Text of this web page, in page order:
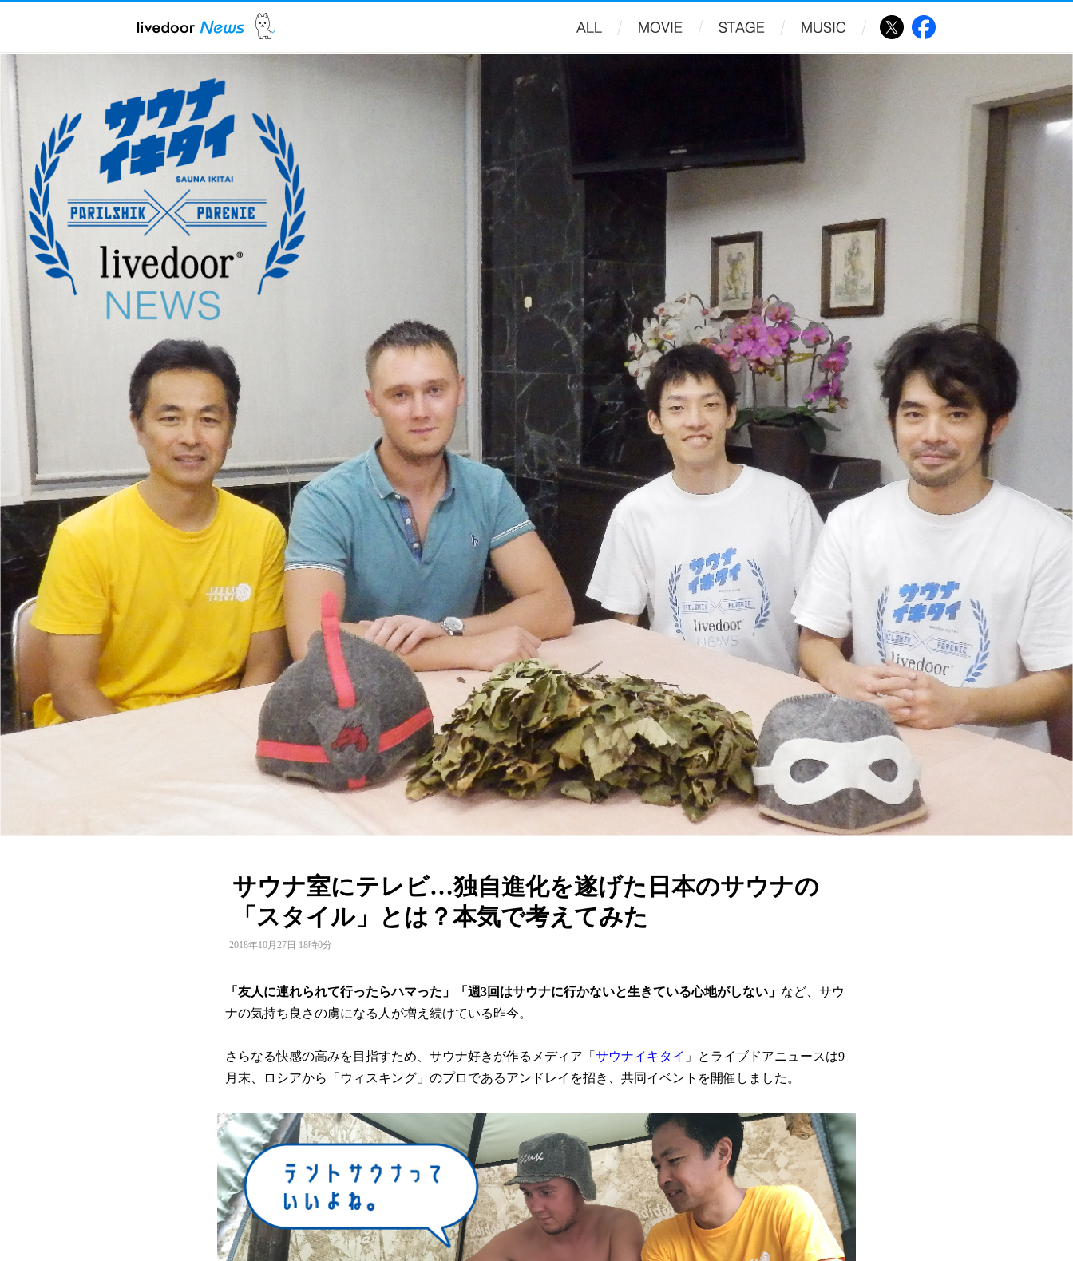
サウナ室にテレビ…独自進化を遂げた日本のサウナの
「スタイル」とは？本気で考えてみた
2018年10月27日 18時0分
「友人に連れられて行ったらハマった」「週3回はサウナに行かないと生きている心地がしない」 など、サウ
ナの気持ち良さの虜になる人が増え続けている昨今。
さらなる快感の高みを目指すため、サウナ好きが作るメディア「 サウナイキタイ 」とライブドアニュースは9
月末、ロシアから「ウィスキング」のプロであるアンドレイを招き、共同イベントを開催しました。